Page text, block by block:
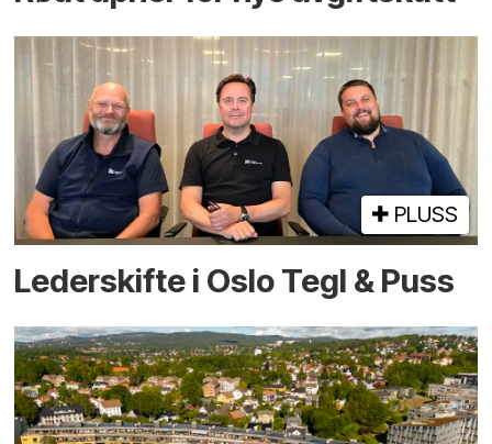
PLUSS
Lederskifte i Oslo Tegl & Puss